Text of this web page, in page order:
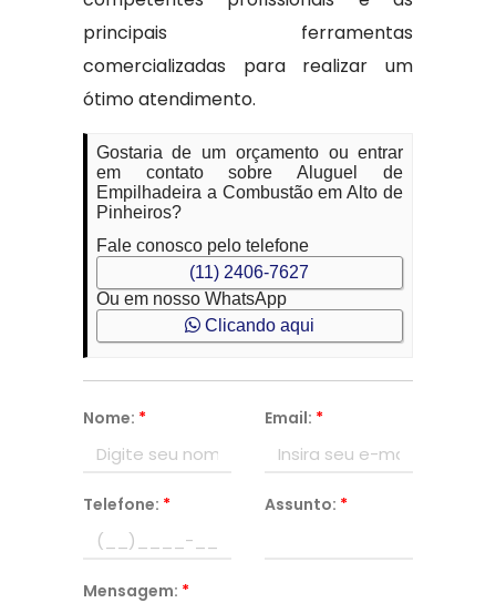
principais ferramentas
comercializadas para realizar um
ótimo atendimento.
Gostaria de um orçamento ou entrar
em contato sobre Aluguel de
Empilhadeira a Combustão em Alto de
Pinheiros?
Fale conosco pelo telefone
(11) 2406-7627
Ou em nosso WhatsApp
Clicando aqui
Nome: * Email: *
Telefone: * Assunto: *
Mensagem: *